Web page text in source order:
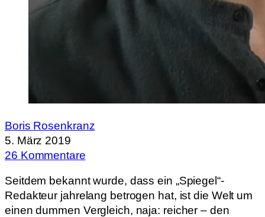
Boris Rosenkranz
5. März 2019
26 Kommentare
Seitdem bekannt wurde, dass ein „Spiegel“-
Redakteur jahrelang betrogen hat, ist die Welt um
einen dummen Vergleich, naja: reicher – den